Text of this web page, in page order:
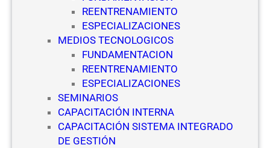
REENTRENAMIENTO
ESPECIALIZACIONES
MEDIOS TECNOLOGICOS
FUNDAMENTACION
REENTRENAMIENTO
ESPECIALIZACIONES
SEMINARIOS
CAPACITACIÓN INTERNA
CAPACITACIÓN SISTEMA INTEGRADO
DE GESTIÓN